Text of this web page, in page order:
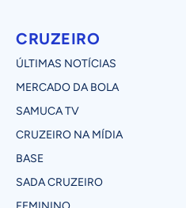
CRUZEIRO
ÚLTIMAS NOTÍCIAS
MERCADO DA BOLA
SAMUCA TV
CRUZEIRO NA MÍDIA
BASE
SADA CRUZEIRO